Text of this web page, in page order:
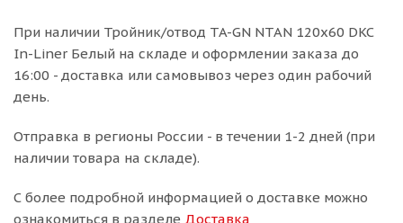
При наличии Тройник/отвод TA-GN NTAN 120x60 DKC
In-Liner Белый на складе и оформлении заказа до
16:00 - доставка или самовывоз через один рабочий
день.
Отправка в регионы России - в течении 1-2 дней (при
наличии товара на складе).
С более подробной информацией о доставке можно
ознакомиться в разделе Доставка